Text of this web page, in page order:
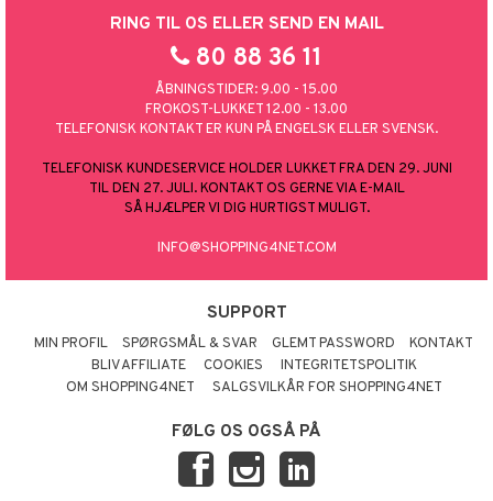
RING TIL OS ELLER SEND EN MAIL
80 88 36 11
ÅBNINGSTIDER: 9.00 - 15.00
FROKOST-LUKKET 12.00 - 13.00
TELEFONISK KONTAKT ER KUN PÅ ENGELSK ELLER SVENSK.
TELEFONISK KUNDESERVICE HOLDER LUKKET FRA DEN 29. JUNI
TIL DEN 27. JULI. KONTAKT OS GERNE VIA E-MAIL
SÅ HJÆLPER VI DIG HURTIGST MULIGT.
INFO@SHOPPING4NET.COM
SUPPORT
MIN PROFIL SPØRGSMÅL & SVAR GLEMT PASSWORD
KONTAKT
BLIV AFFILIATE
COOKIES
INTEGRITETSPOLITIK
OM SHOPPING4NET
SALGSVILKÅR FOR SHOPPING4NET
FØLG OS OGSÅ PÅ